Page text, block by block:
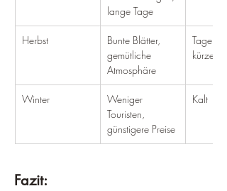
lange Tage
Herbst
Bunte Blätter,
gemütliche
Atmosphäre
Tage
kürzer
Winter
Weniger
Touristen,
günstigere Preise
Kalt
Fazit: